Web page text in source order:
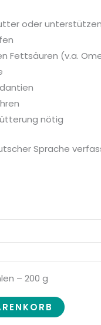
oder
Fettsäuren (v.a.
nötig
Sprache
– 200 g